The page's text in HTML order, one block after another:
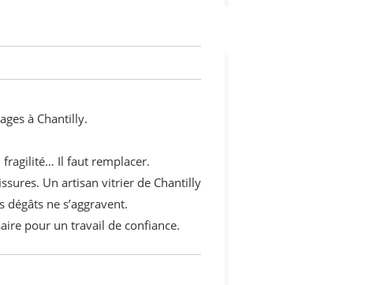
à Chantilly.
fragilité… Il faut remplacer.
Un artisan vitrier de Chantilly
ne s’aggravent.
pour un travail de confiance.